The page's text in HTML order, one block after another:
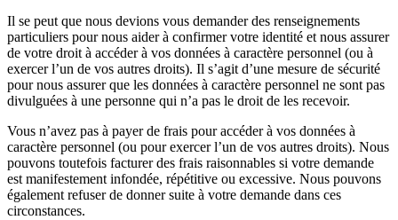
Il se peut que nous devions vous demander des renseignements
particuliers pour nous aider à confirmer votre identité et nous assurer
de votre droit à accéder à vos données à caractère personnel (ou à
exercer l’un de vos autres droits). Il s’agit d’une mesure de sécurité
pour nous assurer que les données à caractère personnel ne sont pas
divulguées à une personne qui n’a pas le droit de les recevoir.
Vous n’avez pas à payer de frais pour accéder à vos données à
caractère personnel (ou pour exercer l’un de vos autres droits). Nous
pouvons toutefois facturer des frais raisonnables si votre demande
est manifestement infondée, répétitive ou excessive. Nous pouvons
également refuser de donner suite à votre demande dans ces
circonstances.